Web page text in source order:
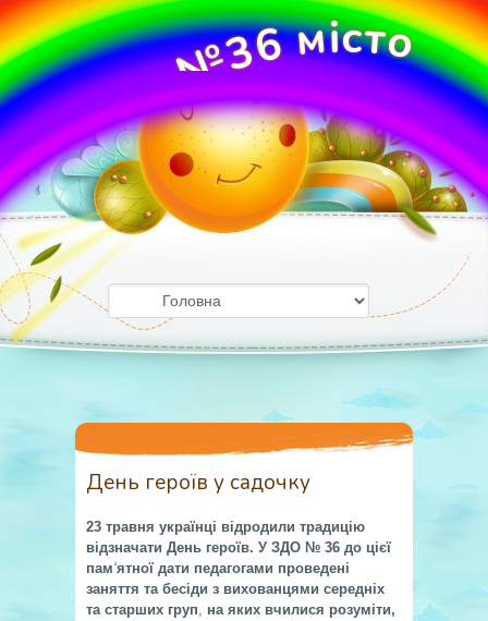
З
ДО№36місто
Ужг
ор
о
д
День героїв у садочку
23 травня українці відродили традицію
відзначати День героїв. У ЗДО № 36 до цієї
пам‘ятної дати педагогами проведені
заняття та бесіди з вихованцями середніх
та старших груп, на яких вчилися розуміти,